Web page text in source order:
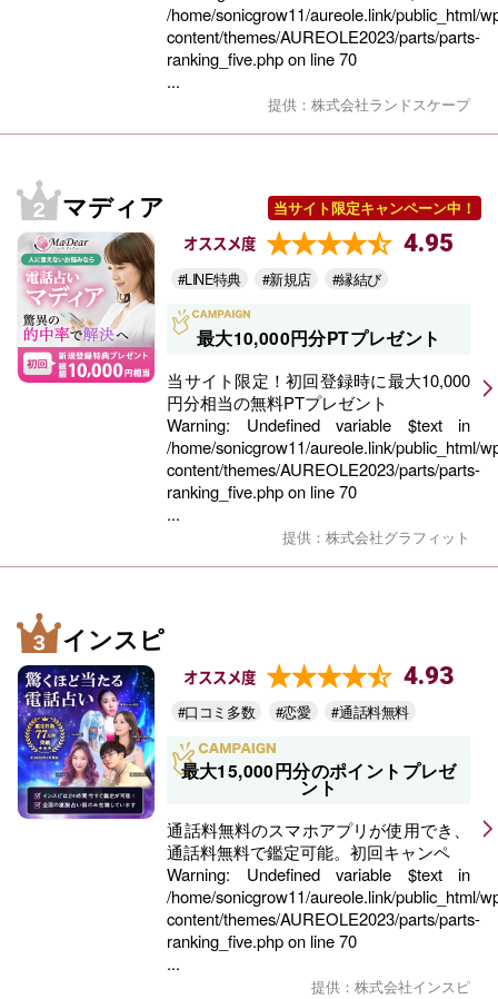
/home/sonicgrow11/aureole.link/public_html/
content/themes/AUREOLE2023/parts/parts-
ranking_five.phpon line70
...
提供：株式会社ランドスケープ
マディア 当サイト限定キャンペーン中！
オススメ度 4.95
#LINE特典 #新規店 #縁結び
最大10,000円分PTプレゼント
当サイト限定！初回登録時に最大10,000
円分相当の無料PTプレゼント
Warning: Undefined variable $text in
/home/sonicgrow11/aureole.link/public_html/
content/themes/AUREOLE2023/parts/parts-
ranking_five.phpon line70
...
提供：株式会社グラフィット
インスピ
オススメ度 4.93
#口コミ多数 #恋愛 #通話料無料
最大15,000円分のポイントプレゼ
ント
通話料無料のスマホアプリが使用でき、
通話料無料で鑑定可能。初回キャンペ
Warning: Undefined variable $text in
/home/sonicgrow11/aureole.link/public_html/
content/themes/AUREOLE2023/parts/parts-
ranking_five.phpon line70
...
提供：株式会社インスピ